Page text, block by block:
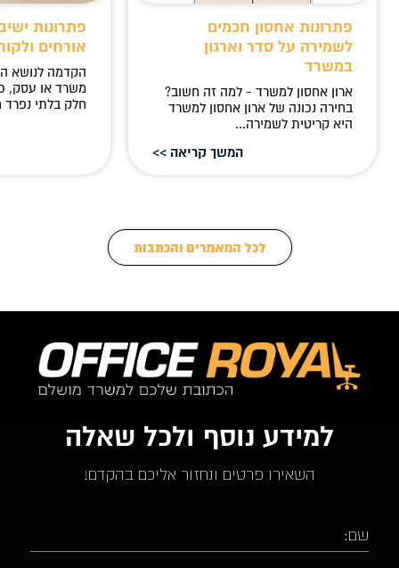
פתרונות אחסון חכמים
לשמירה על סדר וארגון
במשרד
ארון אחסון למשרד - למה זה חשוב?
בחירה נכונה של ארון אחסון למשרד
היא קריטית לשמירה...
המשך קריאה >>
פתרונות
אורחים
הקדמה לנושא
משרד או עסק,
חלק בלתי נפרד
לכל המאמרים והכתבות
למידע נוסף ולכל שאלה
השאירו פרטים ונחזור אליכם בהקדם!